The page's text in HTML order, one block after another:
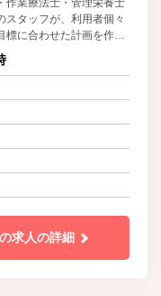
作業療法士・管理栄養士
スタッフが、利用者個々
標に合わせた計画を作成
サービスを提供していま
・ご家族と一緒に、在宅
て、安心して在宅復帰が
求人の詳細